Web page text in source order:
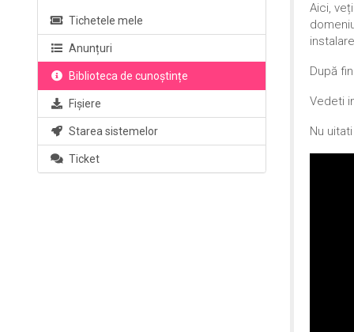
Aici,
După
Vedeti
Nu
Tichetele mele
Anunțuri
Biblioteca de cunoștințe
Fișiere
Starea sistemelor
Ticket